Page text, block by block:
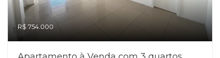
R$ 754.000